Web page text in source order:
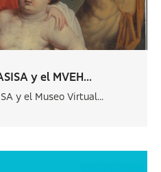
y el MVEH...
y el Museo Virtual...